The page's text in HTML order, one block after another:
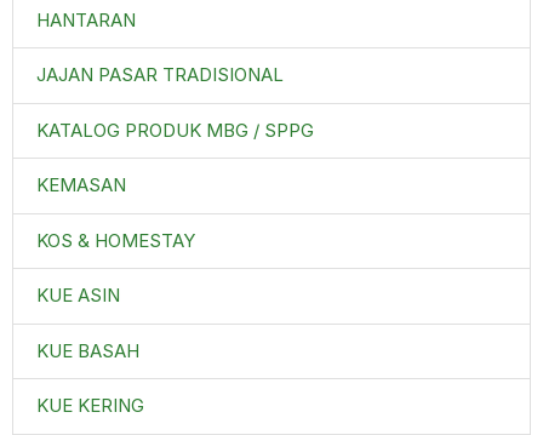
HANTARAN
JAJAN PASAR TRADISIONAL
KATALOG PRODUK MBG / SPPG
KEMASAN
KOS & HOMESTAY
KUE ASIN
KUE BASAH
KUE KERING